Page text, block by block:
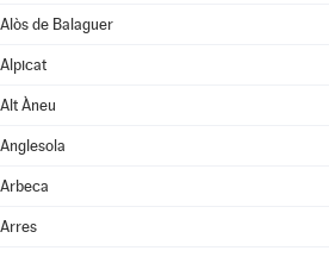
Alòs de Balaguer
Alpicat
Alt Àneu
Anglesola
Arbeca
Arres